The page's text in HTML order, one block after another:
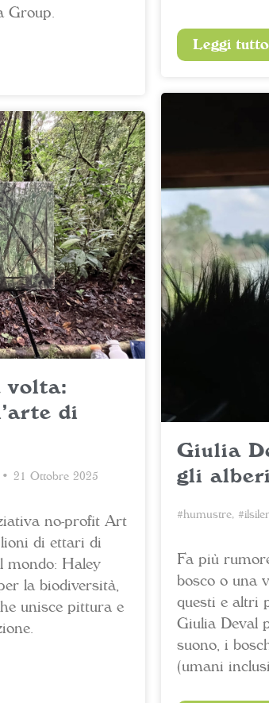
Group.
Leggi tutto
Giulia
gli alberi
#humustre,
Fa più
bosco o una
questi e altri
Giulia Deval
suono, i
(umani
volta:
di
• 21 Ottobre 2025
no-profit Art
di ettari di
mondo: Haley
la biodiversità,
unisce pittura e